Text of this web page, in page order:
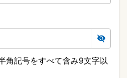
角記号をすべて含み9文字以